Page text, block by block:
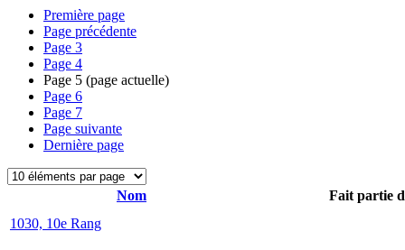
Première page
Page précédente
Page 3
Page 4
Page 5 (page actuelle)
Page 6
Page 7
Page suivante
Dernière page
Nom
Fait partie
1030, 10e Rang